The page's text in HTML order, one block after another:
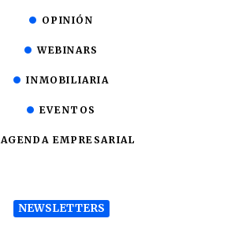
OPINIÓN
WEBINARS
INMOBILIARIA
EVENTOS
AGENDA EMPRESARIAL
NEWSLETTERS